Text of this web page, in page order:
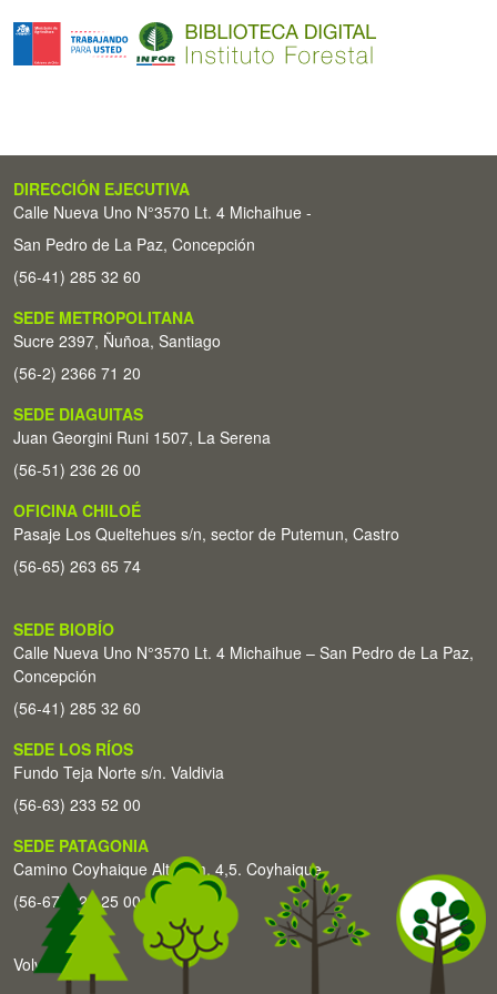
DIRECCIÓN EJECUTIVA
Calle Nueva Uno N°3570 Lt. 4 Michaihue -
San Pedro de La Paz, Concepción
(56-41) 285 32 60
SEDE METROPOLITANA
Sucre 2397, Ñuñoa, Santiago
(56-2) 2366 71 20
SEDE DIAGUITAS
Juan Georgini Runi 1507, La Serena
(56-51) 236 26 00
OFICINA CHILOÉ
Pasaje Los Queltehues s/n, sector de Putemun, Castro
(56-65) 263 65 74
SEDE BIOBÍO
Calle Nueva Uno N°3570 Lt. 4 Michaihue – San Pedro de La Paz,
Concepción
(56-41) 285 32 60
SEDE LOS RÍOS
Fundo Teja Norte s/n. Valdivia
(56-63) 233 52 00
SEDE PATAGONIA
Camino Coyhaique Alto Km. 4,5. Coyhaique
(56-67) 226 25 00
Volver arriba